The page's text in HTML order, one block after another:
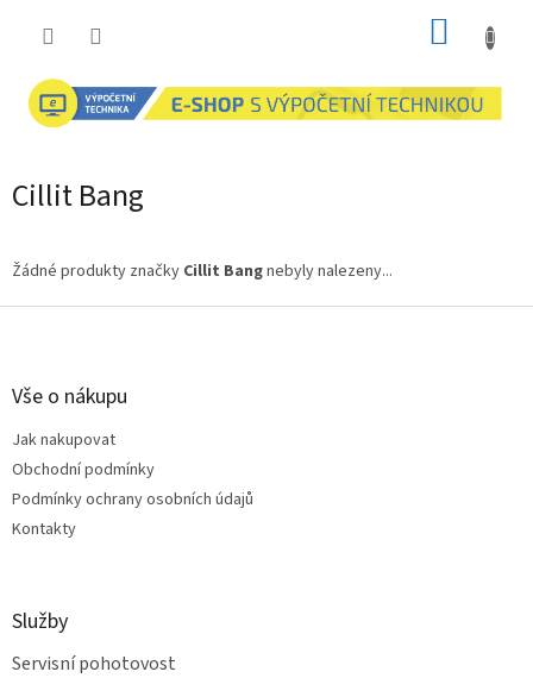
Cillit Bang
Žádné produkty značky Cillit Bangnebyly nalezeny...
Z
Vše o nákupu
Jak nakupovat
Obchodní podmínky
Podmínky ochrany osobních údajů
Kontakty
Služby
Servisní pohotovost